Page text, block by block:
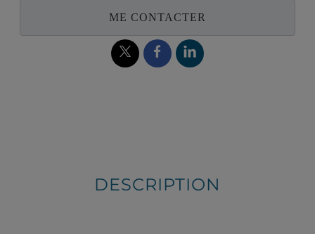
ME CONTACTER
DESCRIPTION